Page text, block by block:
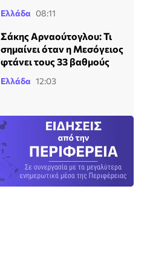
Ελλάδα 08:11
Σάκης Αρναούτογλου: Τι
σημαίνει όταν η Μεσόγειος
φτάνει τους 33 βαθμούς
Ελλάδα 12:03